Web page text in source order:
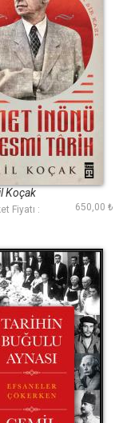
ve Resmi
(Ciltli)
Koçak
Fiyatı : 650,00 ₺